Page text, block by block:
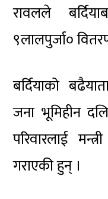
रावलले
९लालपुर्जा०
बर्दियाको
जना भूमिहीन
परिवारलाई
गराएकी हुन् ।